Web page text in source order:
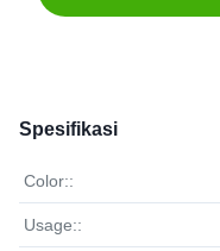
Spesifikasi
Color::
Usage::